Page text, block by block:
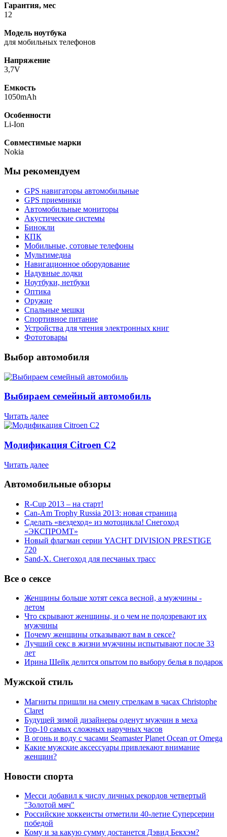
Гарантия, мес
12
Модель ноутбука
для мобильных телефонов
Напряжение
3,7V
Емкость
1050mAh
Особенности
Li-Ion
Совместимые марки
Nokia
Мы рекомендуем
GPS навигаторы автомобильные
GPS приемники
Автомобильные мониторы
Акустические системы
Бинокли
КПК
Мобильные, сотовые телефоны
Мультимедиа
Навигационное оборудование
Надувные лодки
Ноутбуки, нетбуки
Оптика
Оружие
Спальные мешки
Спортивное питание
Устройства для чтения электронных книг
Фототовары
Выбор автомобиля
Выбираем семейный автомобиль
Читать далее
Модификация Citroen С2
Читать далее
Автомобильные обзоры
R-Cup 2013 – на старт!
Can-Am Trophy Russia 2013: новая страница
Сделать «вездеход» из мотоцикла! Снегоход
«ЭКСПРОМТ»
Новый флагман серии YACHT DIVISION PRESTIGE
720
Sand-X. Снегоход для песчаных трасс
Все о сексе
Женщины больше хотят секса весной, а мужчины -
летом
Что скрывают женщины, и о чем не подозревают их
мужчины
Почему женщины отказывают вам в сексе?
Лучший секс в жизни мужчины испытывают после 33
лет
Ирина Шейк делится опытом по выбору белья в подарок
Мужской стиль
Магниты пришли на смену стрелкам в часах Christophe
Claret
Будущей зимой дизайнеры оденут мужчин в меха
Top-10 самых сложных наручных часов
В огонь и воду с часами Seamaster Planet Ocean от Omega
Какие мужские аксессуары привлекают внимание
женщин?
Новости спорта
Месси добавил к числу личных рекордов четвертый
"Золотой мяч"
Российские хоккеисты отметили 40-летие Суперсерии
победой
Кому и за какую сумму достанется Дэвид Бекхэм?